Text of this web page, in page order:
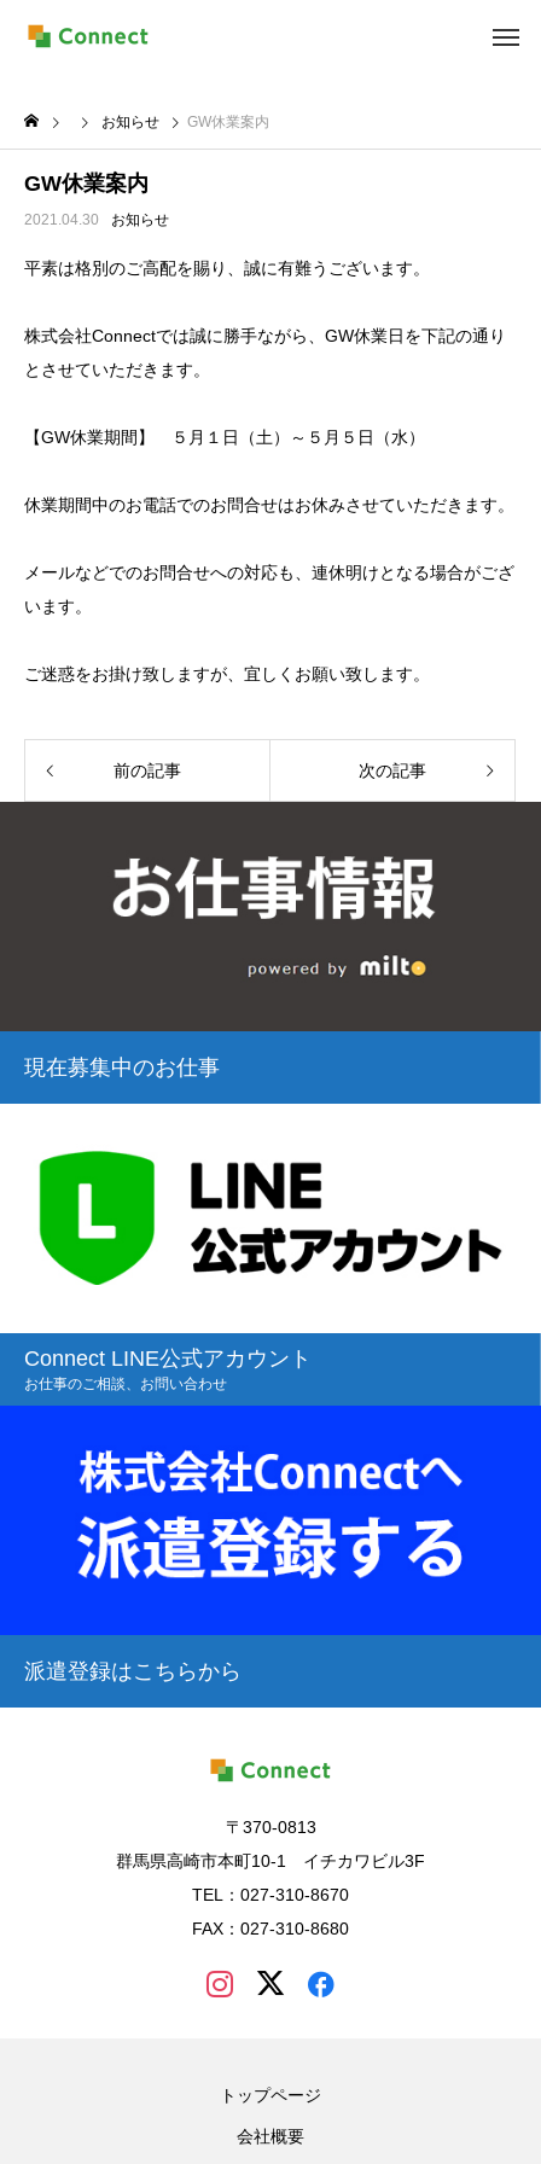
お知らせ GW休業案内
GW休業案内
2021.04.30 お知らせ
平素は格別のご高配を賜り、誠に有難うございます。
株式会社Connectでは誠に勝手ながら、GW休業日を下記の通り
とさせていただきます。
【GW休業期間】 ５月１日（土）～５月５日（水）
休業期間中のお電話でのお問合せはお休みさせていただきます。
メールなどでのお問合せへの対応も、連休明けとなる場合がござ
います。
ご迷惑をお掛け致しますが、宜しくお願い致します。
前の記事 次の記事
現在募集中のお仕事
Connect LINE公式アカウント
お仕事のご相談、お問い合わせ
派遣登録はこちらから
〒370-0813
群馬県高崎市本町10-1 イチカワビル3F
TEL：027-310-8670
FAX：027-310-8680
トップページ
会社概要